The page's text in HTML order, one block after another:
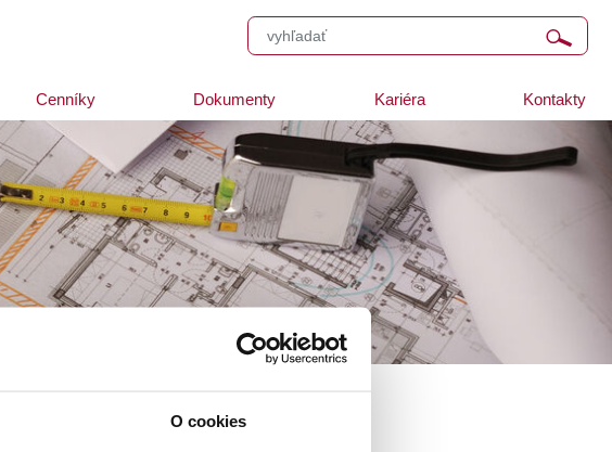
O cookies
Cenníky Dokumenty Kariéra Kontakty